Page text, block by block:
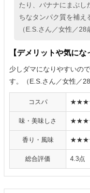
たり、バナナにまぶし
ちなタンパク質を補え
（E.S.さん／女性／28
【デメリットや気にな
少しダマになりやすいの
す。（E.S.さん／女性／28
コスパ
味・美味しさ
香り・風味
総合評価 4.3点